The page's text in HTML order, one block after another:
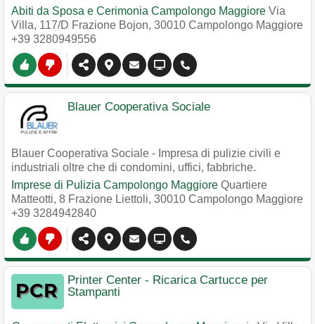
Abiti da Sposa e Cerimonia Campolongo Maggiore Via
Villa, 117/D Frazione Bojon, 30010 Campolongo Maggiore
+39 3280949556
Blauer Cooperativa Sociale
Blauer Cooperativa Sociale - Impresa di pulizie civili e
industriali oltre che di condomini, uffici, fabbriche.
Imprese di Pulizia Campolongo Maggiore Quartiere
Matteotti, 8 Frazione Liettoli, 30010 Campolongo Maggiore
+39 3284942840
Printer Center - Ricarica Cartucce per
Stampanti